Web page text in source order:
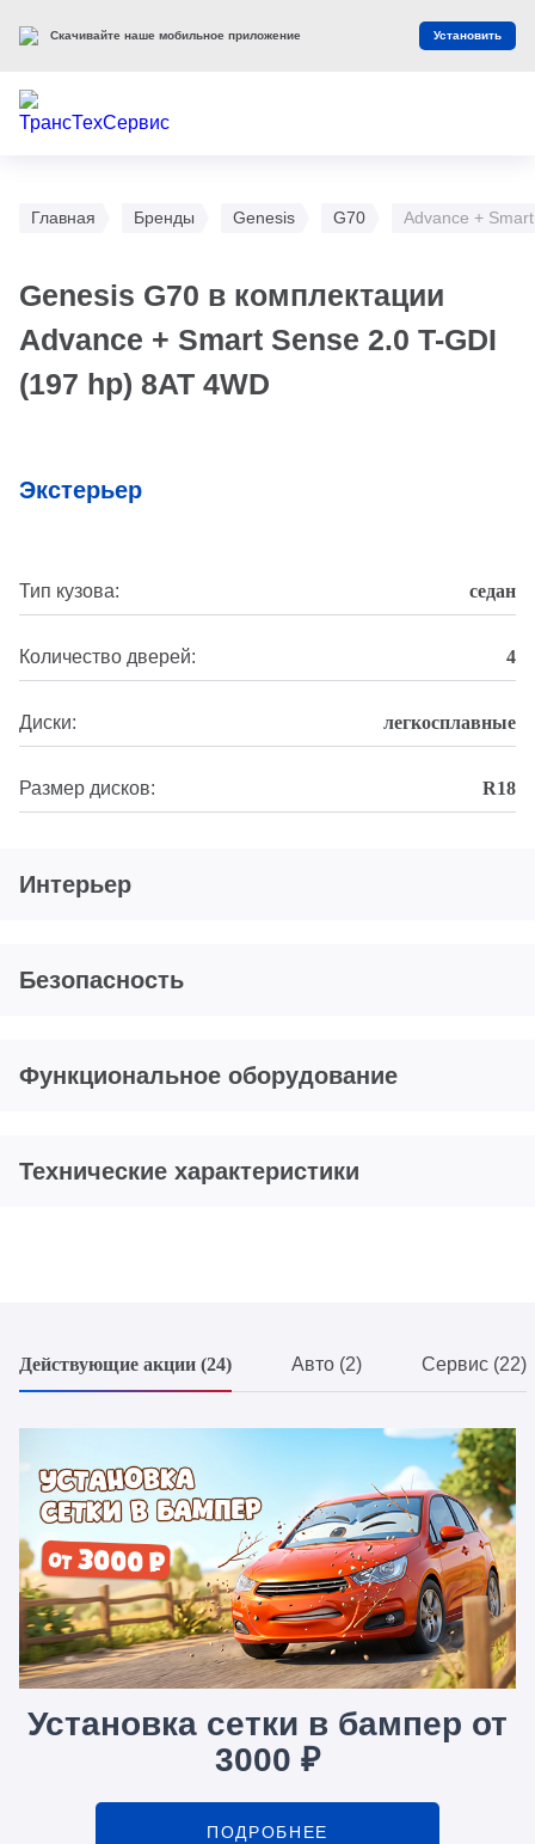
Главная Бренды Genesis G70 Advance +
Genesis G70 в комплектации
Advance + Smart Sense 2.0 T-GDI
(197 hp) 8AT 4WD
Экстерьер
Тип кузова: седан
Количество дверей: 4
Диски: легкосплавные
Размер дисков: R18
Интерьер
Безопасность
Функциональное оборудование
Технические характеристики
Действующие акции (24) Авто (2) Сервис (22)
Установка сетки в бампер от
3000 ₽
ПОДРОБНЕЕ
Скачивайте наше мобильное приложение Установить